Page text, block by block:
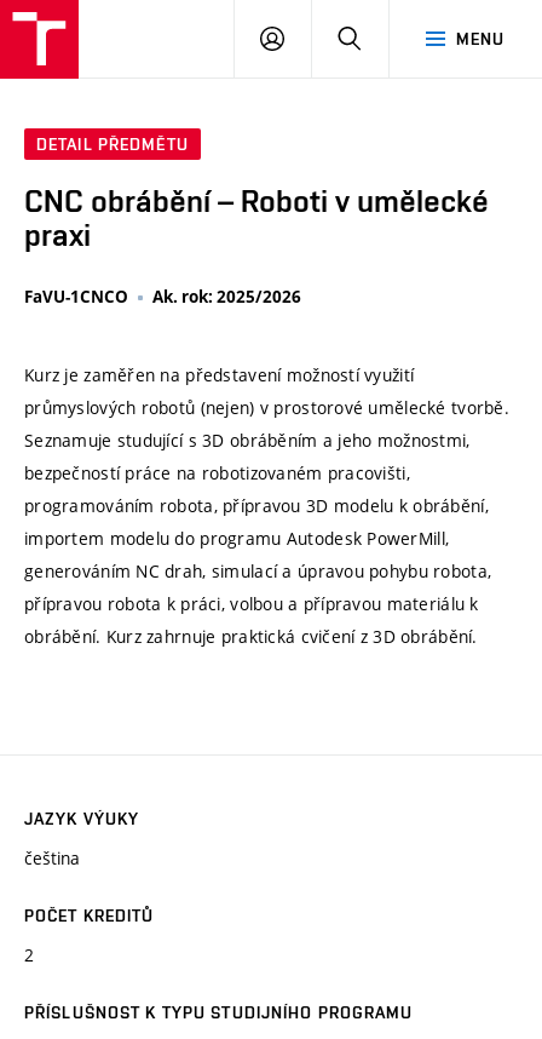
MENU
PŘIHLÁSIT
DETAIL PŘEDMĚTU
CNC obrábění – Roboti v umělecké
praxi
FaVU-1CNCO Ak. rok: 2025/2026
Kurz je zaměřen na představení možností využití
průmyslových robotů (nejen) v prostorové umělecké tvorbě.
Seznamuje studující s 3D obráběním a jeho možnostmi,
bezpečností práce na robotizovaném pracovišti,
programováním robota, přípravou 3D modelu k obrábění,
importem modelu do programu Autodesk PowerMill,
generováním NC drah, simulací a úpravou pohybu robota,
přípravou robota k práci, volbou a přípravou materiálu k
obrábění. Kurz zahrnuje praktická cvičení z 3D obrábění.
JAZYK VÝUKY
čeština
POČET KREDITŮ
2
PŘÍSLUŠNOST K TYPU STUDIJNÍHO PROGRAMU